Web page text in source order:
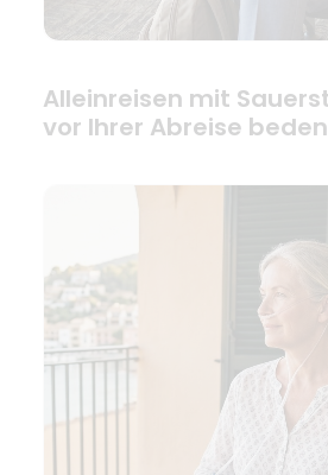
Alleinreisen mit
vor Ihrer Abreise